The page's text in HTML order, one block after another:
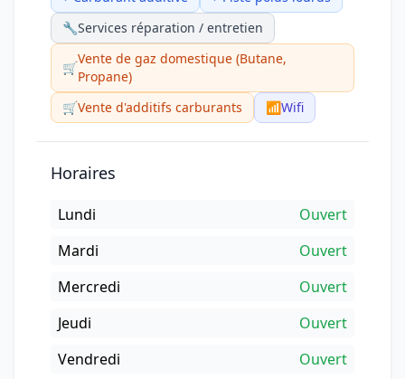
🔧Services réparation / entretien
🛒
Vente de gaz domestique (Butane,
Propane)
🛒Vente d'additifs carburants 📶Wifi
Horaires
Lundi
Ouvert
Mardi
Ouvert
Mercredi
Ouvert
Jeudi
Ouvert
Vendredi
Ouvert